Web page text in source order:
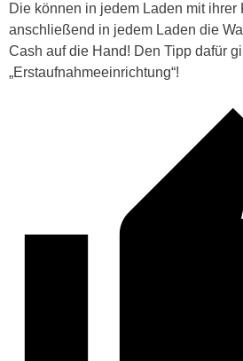
Die können in jedem Laden mit ihrer
anschließend in jedem Laden die
Cash auf die Hand! Den Tipp dafür
„Erstaufnahmeeinrichtung“!